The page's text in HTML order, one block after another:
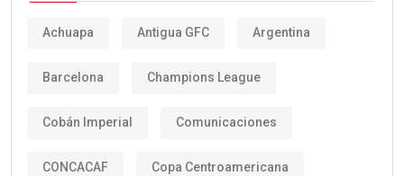
Achuapa Antigua GFC Argentina
Barcelona Champions League
Cobán Imperial Comunicaciones
CONCACAF Copa Centroamericana